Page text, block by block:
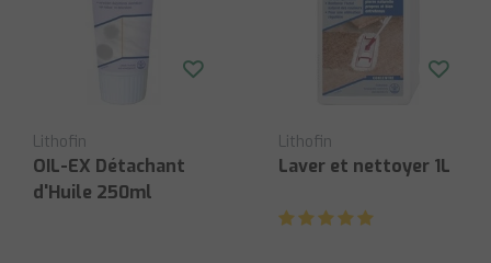
Lithofin
OIL-EX Détachant
d'Huile 250ml
Lithofin
Laver et nettoyer 1L